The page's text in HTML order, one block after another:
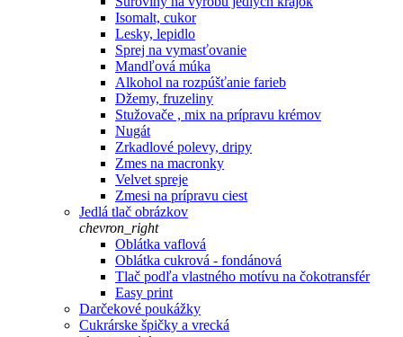
Isomalt, cukor
Lesky, lepidlo
Sprej na vymasťovanie
Mandľová múka
Alkohol na rozpúšťanie farieb
Džemy, fruzeliny
Stužovače , mix na prípravu krémov
Nugát
Zrkadlové polevy, dripy
Zmes na macronky
Velvet spreje
Zmesi na prípravu ciest
Jedlá tlač obrázkov
chevron_right
Oblátka vaflová
Oblátka cukrová - fondánová
Tlač podľa vlastného motívu na čokotransfér
Easy print
Darčekové poukážky
Cukrárske špičky a vrecká